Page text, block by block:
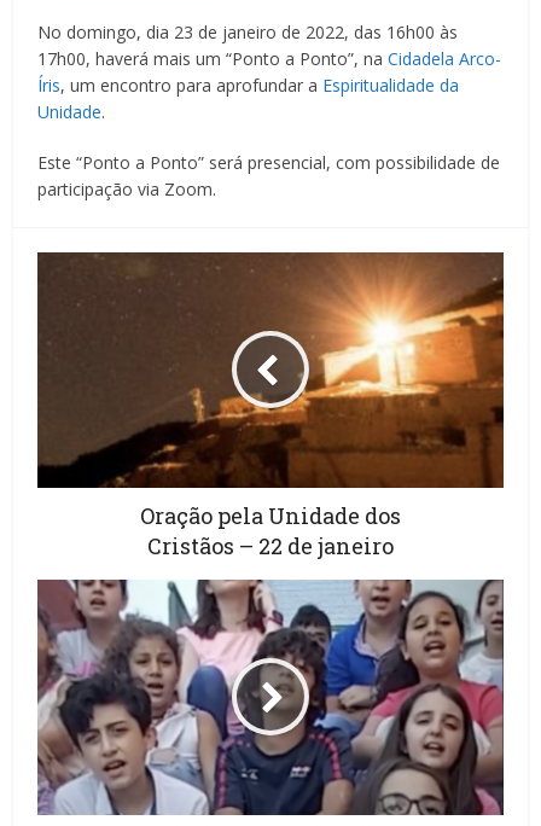
No domingo, dia 23 de janeiro de 2022, das 16h00 às
17h00, haverá mais um “Ponto a Ponto”, naCidadela Arco-
Íris, um encontro para aprofundar a Espiritualidade da
Unidade.
Este “Ponto a Ponto” será presencial, com possibilidade de
participação via Zoom.
Oração pela Unidade dos
Cristãos – 22 de janeiro